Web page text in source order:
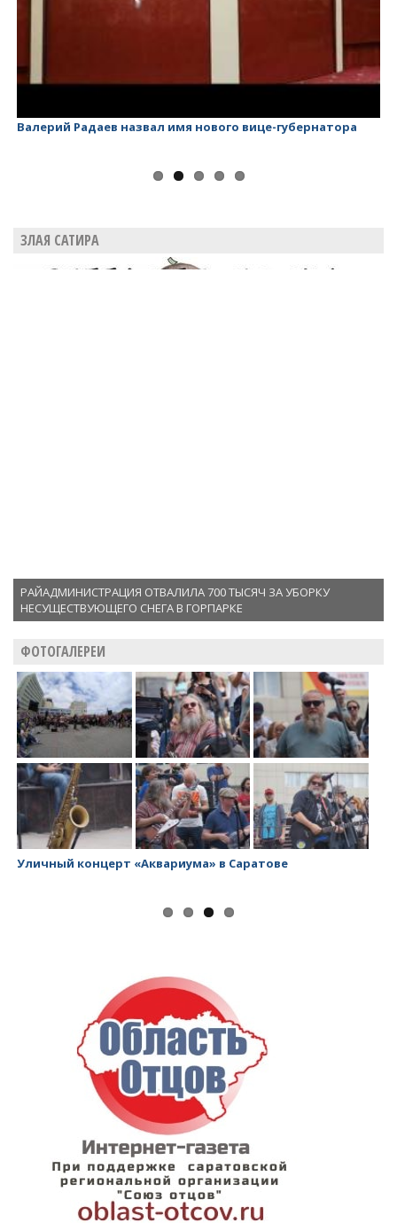
Валерий Радаев назвал имя нового вице-губернатора
ЗЛАЯ САТИРА
РАЙАДМИНИСТРАЦИЯ ОТВАЛИЛА 700 ТЫСЯЧ ЗА УБОРКУ
НЕСУЩЕСТВУЮЩЕГО СНЕГА В ГОРПАРКЕ
ФОТОГАЛЕРЕИ
Уличный концерт «Аквариума» в Саратове